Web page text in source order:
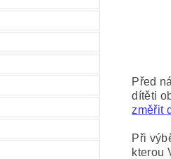
Před
dítěti
změřit
Při
kterou